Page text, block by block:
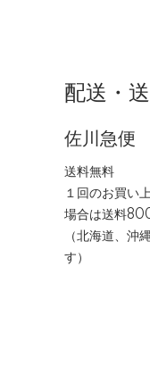
配送・
佐川急便
送料無料
１回のお買い
場合は送料
（北海道、沖
す）